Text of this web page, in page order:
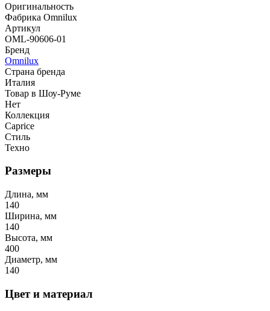
Оригинальность
Фабрика Omnilux
Артикул
OML-90606-01
Бренд
Omnilux
Страна бренда
Италия
Товар в Шоу-Руме
Нет
Коллекция
Caprice
Стиль
Техно
Размеры
Длина, мм
140
Ширина, мм
140
Высота, мм
400
Диаметр, мм
140
Цвет и материал